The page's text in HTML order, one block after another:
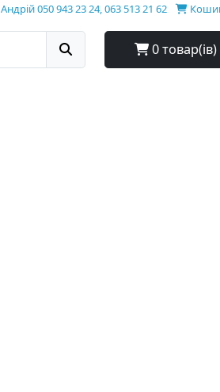
Андрій 050 943 23 24, 063 513 21 62
0